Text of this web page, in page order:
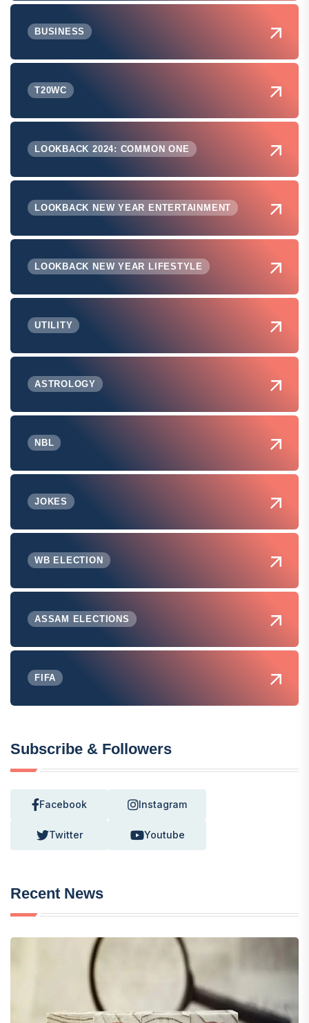
BUSINESS
T20WC
LOOKBACK 2024: COMMON ONE
LOOKBACK NEW YEAR ENTERTAINMENT
LOOKBACK NEW YEAR LIFESTYLE
UTILITY
ASTROLOGY
NBL
JOKES
WB ELECTION
ASSAM ELECTIONS
FIFA
Subscribe & Followers
Facebook Instagram
Twitter Youtube
Recent News